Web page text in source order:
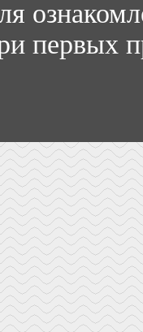
первых